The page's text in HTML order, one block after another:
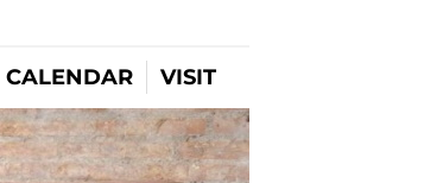
CALENDAR VISIT